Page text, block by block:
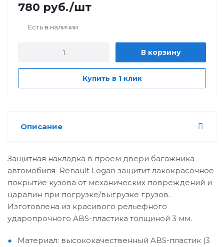
780 руб./шт
Есть в наличии
В корзину
Купить в 1 клик
Описание
Защитная накладка в проем двери багажника
автомобиля Renault Logan защитит лакокрасочное
покрытие кузова от механических повреждений и
царапин при погрузке/выгрузке грузов.
Изготовлена из красивого рельефного
ударопрочного ABS-пластика толщиной 3 мм.
Материал: высококачественный ABS-пластик (3